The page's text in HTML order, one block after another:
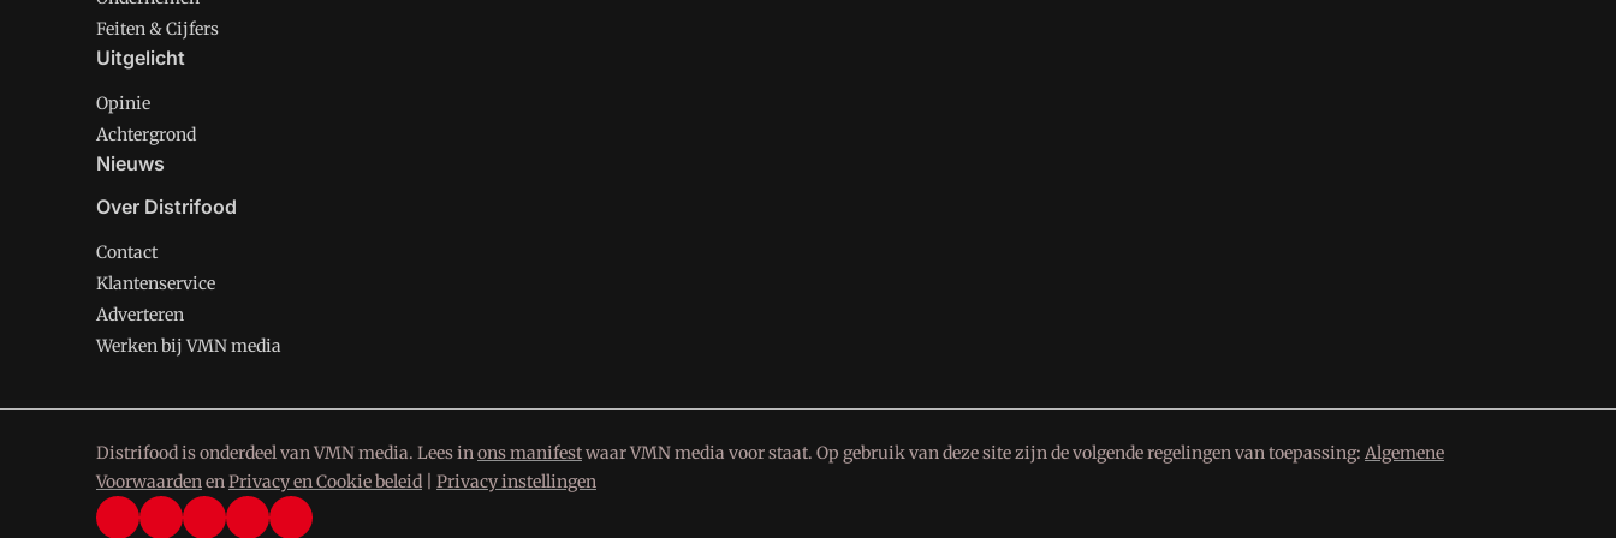
Feiten & Cijfers
Uitgelicht
Opinie
Achtergrond
Nieuws
Over Distrifood
Contact
Klantenservice
Adverteren
Werken bij VMN media
Distrifood is onderdeel van VMN media. Lees inons manifestwaar VMN media voor staat. Op gebruik van deze site zijn de volgende regelingen van toepassing: Algemene
VoorwaardenenPrivacy en Cookie beleid Privacy instellingen